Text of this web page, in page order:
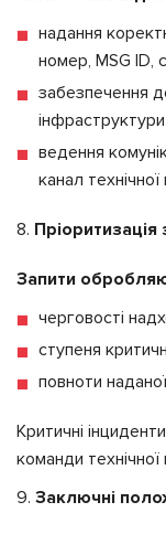
надання
номер, MSG ID,
забезпечення
ведення
канал
Пріоритизація
Запити
черговості
ступеня
повноти
Критичні
команди технічної
Заключні